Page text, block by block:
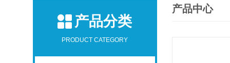
产品分类
PRODUCT CATEGORY
产品中心